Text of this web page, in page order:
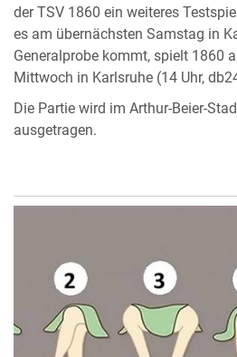
der TSV 1860 ein weiteres
es am übernächsten Samstag in
Generalprobe kommt, spielt 1860
Mittwoch in Karlsruhe (14 Uhr,
Die Partie wird im Arthur-Beier-
ausgetragen.